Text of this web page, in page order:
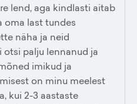
lend, aga kindlasti aitab
oma last tundes
näha ja neid
palju lennanud ja
imikud ja
on minu meelest
kui 2-3 aastaste